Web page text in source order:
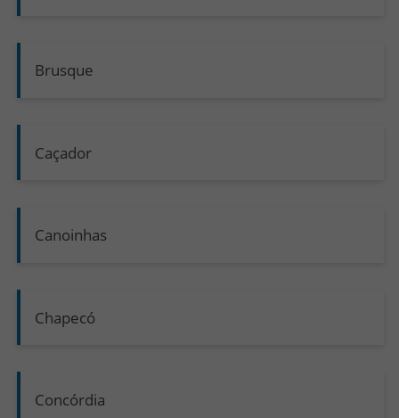
Brusque
Caçador
Canoinhas
Chapecó
Concórdia